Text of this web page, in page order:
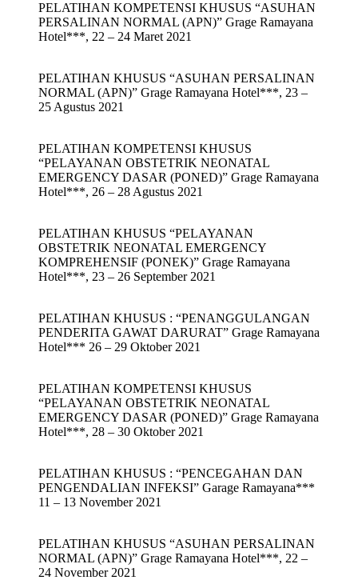
PELATIHAN KOMPETENSI KHUSUS “ASUHAN
PERSALINAN NORMAL (APN)” Grage Ramayana
Hotel***, 22 – 24 Maret 2021
PELATIHAN KHUSUS “ASUHAN PERSALINAN
NORMAL (APN)” Grage Ramayana Hotel***, 23 –
25 Agustus 2021
PELATIHAN KOMPETENSI KHUSUS
“PELAYANAN OBSTETRIK NEONATAL
EMERGENCY DASAR (PONED)” Grage Ramayana
Hotel***, 26 – 28 Agustus 2021
PELATIHAN KHUSUS “PELAYANAN
OBSTETRIK NEONATAL EMERGENCY
KOMPREHENSIF (PONEK)” Grage Ramayana
Hotel***, 23 – 26 September 2021
PELATIHAN KHUSUS : “PENANGGULANGAN
PENDERITA GAWAT DARURAT” Grage Ramayana
Hotel*** 26 – 29 Oktober 2021
PELATIHAN KOMPETENSI KHUSUS
“PELAYANAN OBSTETRIK NEONATAL
EMERGENCY DASAR (PONED)” Grage Ramayana
Hotel***, 28 – 30 Oktober 2021
PELATIHAN KHUSUS : “PENCEGAHAN DAN
PENGENDALIAN INFEKSI” Garage Ramayana***
11 – 13 November 2021
PELATIHAN KHUSUS “ASUHAN PERSALINAN
NORMAL (APN)” Grage Ramayana Hotel***, 22 –
24 November 2021